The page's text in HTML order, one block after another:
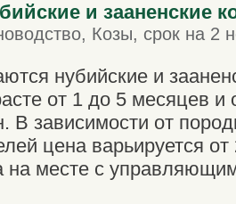
и зааненские
Козы, срок на 2
нубийские и
от 1 до 5 месяцев и
В зависимости от
цена варьируется
на месте с